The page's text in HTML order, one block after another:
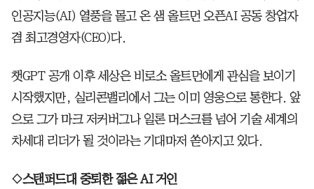
인공지능(AI) 열풍을 몰고 온 샘 올트먼 오픈AI 공동 창업자
겸 최고경영자(CEO)다.
챗GPT 공개 이후 세상은 비로소 올트먼에게 관심을 보이기
시작했지만, 실리콘밸리에서 그는 이미 영웅으로 통한다. 앞
으로 그가 마크 저커버그나 일론 머스크를 넘어 기술 세계의
차세대 리더가 될 것이라는 기대마저 쏟아지고 있다.
◇스탠퍼드대 중퇴한 젊은 AI 거인